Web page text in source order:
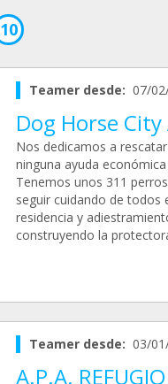
10
Teamer desde: 07/
Dog Horse City
Nos dedicamos a
ninguna ayuda
Tenemos unos 311
seguir cuidando de todos
residencia y
construyendo la
Teamer desde: 03/
A.P.A.